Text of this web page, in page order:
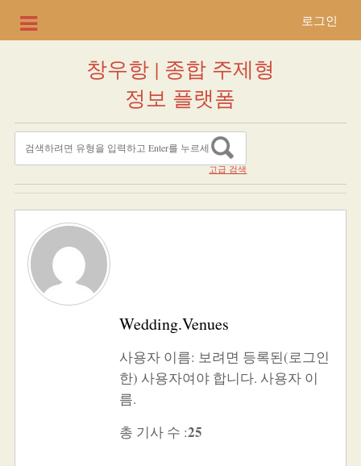
로그인
창우항 | 종합 주제형
정보 플랫폼
고급 검색
Wedding.venues
사용자 이름: 보려면 등록된(로그인
한) 사용자여야 합니다. 사용자 이
름.
총 기사 수 :25